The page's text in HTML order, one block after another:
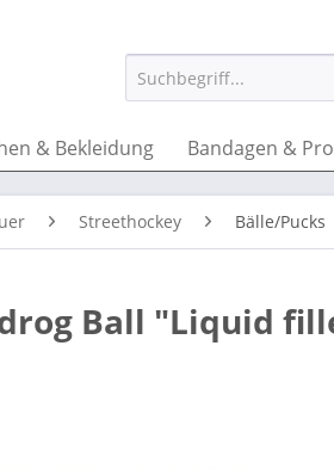
& Bekleidung Bandagen &
Streethockey Bälle/Pucks
Ball "Liquid